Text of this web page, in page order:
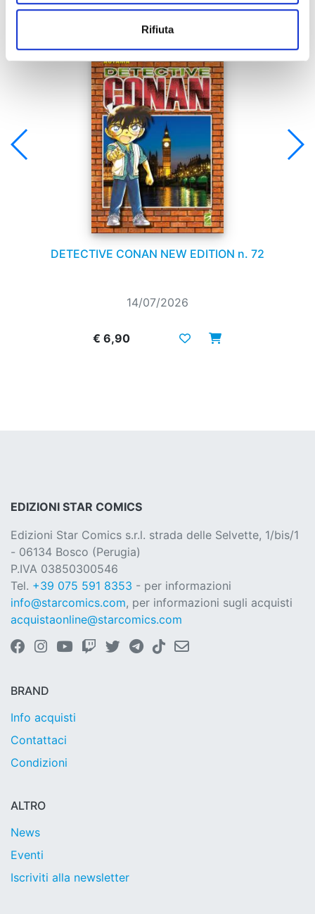
Rifiuta
Se ti è piaciuto prova anche:
DETECTIVE CONAN NEW EDITION n. 72
14/07/2026
€ 6,90
EDIZIONI STAR COMICS
Edizioni Star Comics s.r.l. strada delle Selvette, 1/bis/1
- 06134 Bosco (Perugia)
P.IVA 03850300546
Tel. +39 075 591 8353 - per informazioni
info@starcomics.com, per informazioni sugli acquisti
acquistaonline@starcomics.com
BRAND
Info acquisti
Contattaci
Condizioni
ALTRO
News
Eventi
Iscriviti alla newsletter